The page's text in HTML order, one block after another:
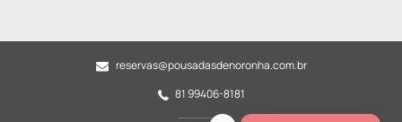
reservas@pousadasdenoronha.com.br
81 99406-8181